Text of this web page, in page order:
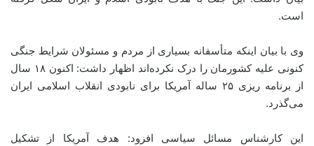
است.
وی با بیان اینکه متأسفانه بسیاری از مردم و مسئولان شرایط جنگی
کنونی علیه کشورمان را درک نکرده‌اند اظهار داشت: اکنون ۱۸ سال
از برنامه ریزی ۲۵ ساله آمریکا برای نابودی انقلاب اسلامی ایران
می‌گذرد.
این کارشناس مسائل سیاسی افزود: هدف آمریکا از تشکیل